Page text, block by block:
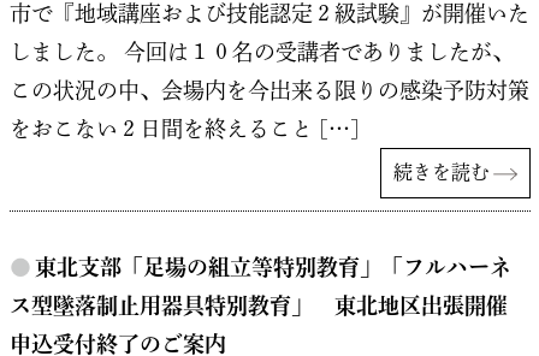
市で『地域講座および技能認定２級試験』が開催いた
しました。 今回は１０名の受講者でありましたが、
この状況の中、会場内を今出来る限りの感染予防対策
をおこない２日間を終えること […]
続きを読む
● 東北支部「足場の組立等特別教育」「フルハーネ
ス型墜落制止用器具特別教育」 東北地区出張開催
申込受付終了のご案内